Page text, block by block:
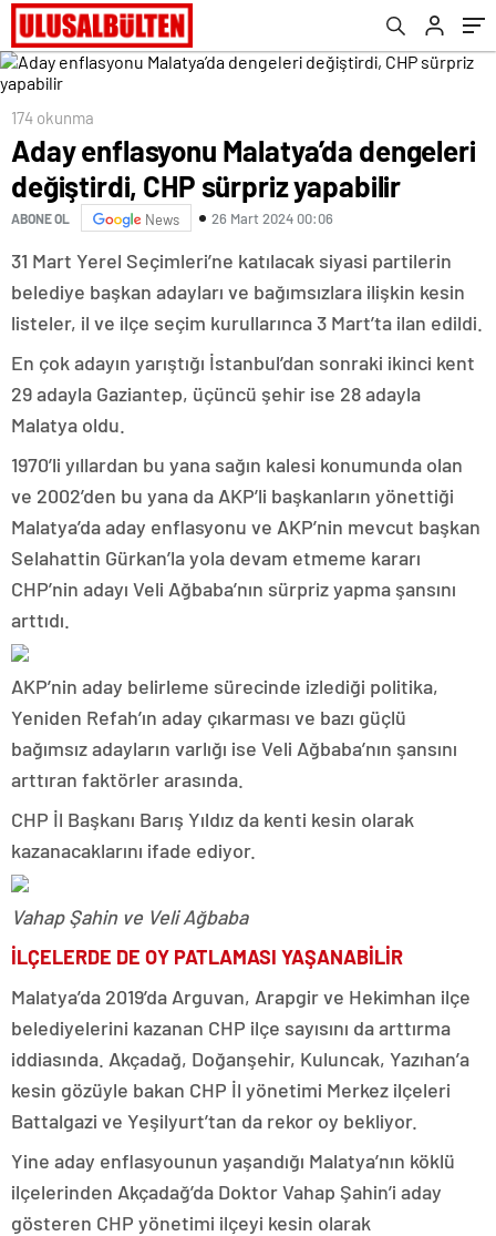
174 okunma
Aday enflasyonu Malatya’da dengeleri
değiştirdi, CHP sürpriz yapabilir
ABONE OL News 26 Mart 2024 00:06
31 Mart Yerel Seçimleri’ne katılacak siyasi partilerin
belediye başkan adayları ve bağımsızlara ilişkin kesin
listeler, il ve ilçe seçim kurullarınca 3 Mart’ta ilan edildi.
En çok adayın yarıştığı İstanbul’dan sonraki ikinci kent
29 adayla Gaziantep, üçüncü şehir ise 28 adayla
Malatya oldu.
1970’li yıllardan bu yana sağın kalesi konumunda olan
ve 2002’den bu yana da AKP’li başkanların yönettiği
Malatya’da aday enflasyonu ve AKP’nin mevcut başkan
Selahattin Gürkan’la yola devam etmeme kararı
CHP’nin adayı Veli Ağbaba’nın sürpriz yapma şansını
arttıdı.
AKP’nin aday belirleme sürecinde izlediği politika,
Yeniden Refah’ın aday çıkarması ve bazı güçlü
bağımsız adayların varlığı ise Veli Ağbaba’nın şansını
arttıran faktörler arasında.
CHP İl Başkanı Barış Yıldız da kenti kesin olarak
kazanacaklarını ifade ediyor.
Vahap Şahin ve Veli Ağbaba
İLÇELERDE DE OY PATLAMASI YAŞANABİLİR
Malatya’da 2019’da Arguvan, Arapgir ve Hekimhan ilçe
belediyelerini kazanan CHP ilçe sayısını da arttırma
iddiasında. Akçadağ, Doğanşehir, Kuluncak, Yazıhan’a
kesin gözüyle bakan CHP İl yönetimi Merkez ilçeleri
Battalgazi ve Yeşilyurt’tan da rekor oy bekliyor.
Yine aday enflasyounun yaşandığı Malatya’nın köklü
ilçelerinden Akçadağ’da Doktor Vahap Şahin’i aday
gösteren CHP yönetimi ilçeyi kesin olarak